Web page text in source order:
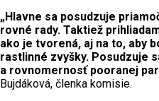
„Hlavne sa posudzuje
rovné rady. Taktiež
ako je tvorená, aj na to, aby
rastlinné zvyšky. Posudzuje
a rovnomernosť pooranej
Bujdáková, členka komisie.